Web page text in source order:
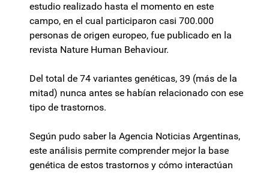
estudio realizado hasta el momento en este
campo, en el cual participaron casi 700.000
personas de origen europeo, fue publicado en la
revista Nature Human Behaviour.
Del total de 74 variantes genéticas, 39 (más de la
mitad) nunca antes se habían relacionado con ese
tipo de trastornos.
Según pudo saber la Agencia Noticias Argentinas,
este análisis permite comprender mejor la base
genética de estos trastornos y cómo interactúan